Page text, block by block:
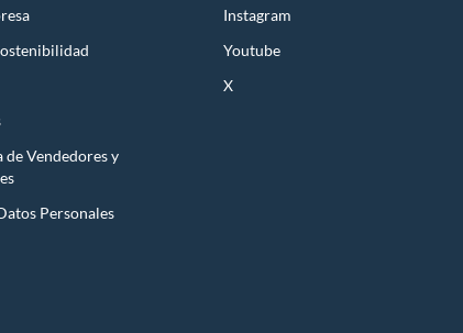
de Vendedores y
Personales
Instagram
Youtube
X